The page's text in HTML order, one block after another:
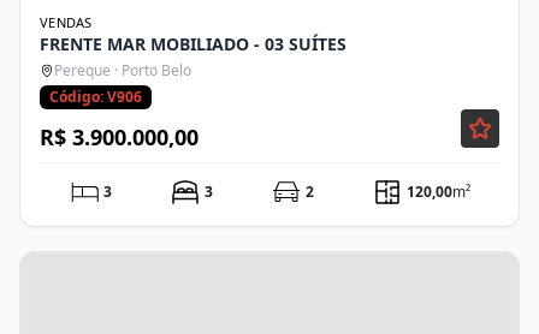
VENDAS
FRENTE MAR MOBILIADO - 03 SUÍTES
Pereque · Porto Belo
Código: V906
R$ 3.900.000,00
3 3 2 120,00m²